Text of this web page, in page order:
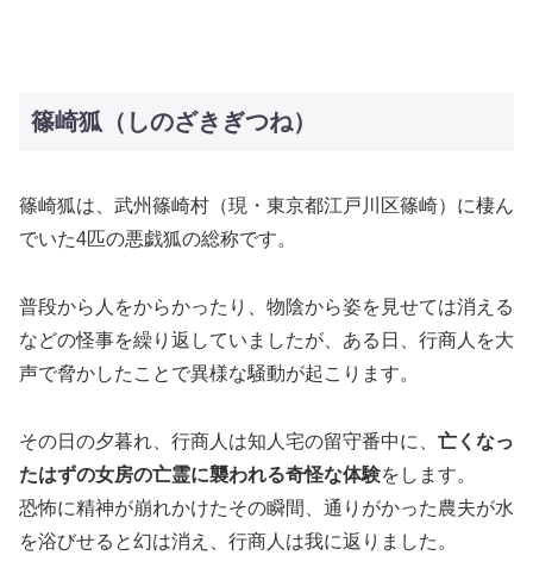
篠崎狐（しのざきぎつね）
篠崎狐は、武州篠崎村（現・東京都江戸川区篠崎）に棲ん
でいた4匹の悪戯狐の総称です。
普段から人をからかったり、物陰から姿を見せては消える
などの怪事を繰り返していましたが、ある日、行商人を大
声で脅かしたことで異様な騒動が起こります。
その日の夕暮れ、行商人は知人宅の留守番中に、 亡くなっ
たはずの女房の亡霊に襲われる奇怪な体験をします。
恐怖に精神が崩れかけたその瞬間、通りがかった農夫が水
を浴びせると幻は消え、行商人は我に返りました。